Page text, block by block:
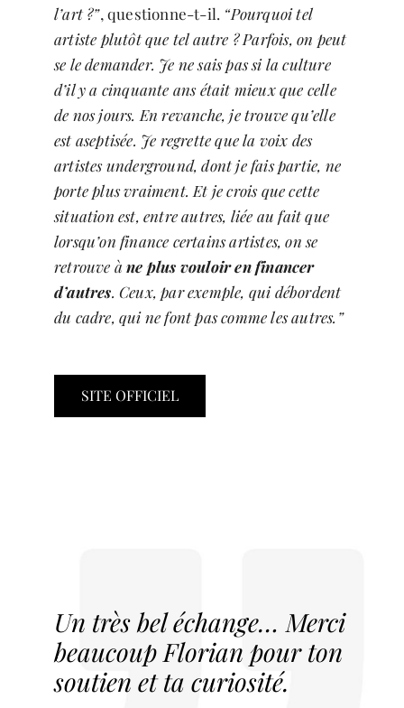
l’art ?”, questionne-t-il. “Pourquoi tel
artiste plutôt que tel autre ? Parfois, on peut
se le demander. Je ne sais pas si la culture
d’il y a cinquante ans était mieux que celle
de nos jours. En revanche, je trouve qu’elle
est aseptisée. Je regrette que la voix des
artistes underground, dont je fais partie, ne
porte plus vraiment. Et je crois que cette
situation est, entre autres, liée au fait que
lorsqu’on finance certains artistes, on se
retrouve àne plus vouloir en financer
d’autres. Ceux, par exemple, qui débordent
du cadre, qui ne font pas comme les autres.”
SITE OFFICIEL
Un très bel échange… Merci
beaucoup Florian pour ton
soutien et ta curiosité.